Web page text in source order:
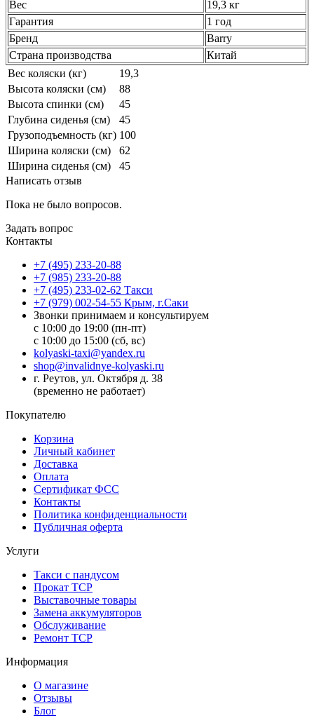
Вес
19,3 кг
Гарантия
1 год
Бренд
Barry
Страна производства
Китай
Вес коляски (кг)
19,3
Высота коляски (см)
88
Высота спинки (см)
45
Глубина сиденья (см)
45
Грузоподъемность (кг) 100
Ширина коляски (см)
62
Ширина сиденья (см)
45
Написать отзыв
Пока не было вопросов.
Задать вопрос
Контакты
+7 (495) 233-20-88
+7 (985) 233-20-88
+7 (495) 233-02-62 Такси
+7 (979) 002-54-55 Крым, г.Саки
Звонки принимаем и консультируем
с 10:00 до 19:00 (пн-пт)
с 10:00 до 15:00 (сб, вс)
kolyaski-taxi@yandex.ru
shop@invalidnye-kolyaski.ru
г. Реутов, ул. Октября д. 38
(временно не работает)
Покупателю
Корзина
Личный кабинет
Доставка
Оплата
Сертификат ФСС
Контакты
Политика конфиденциальности
Публичная оферта
Услуги
Такси с пандусом
Прокат ТСР
Выставочные товары
Замена аккумуляторов
Обслуживание
Ремонт ТСР
Информация
О магазине
Отзывы
Блог